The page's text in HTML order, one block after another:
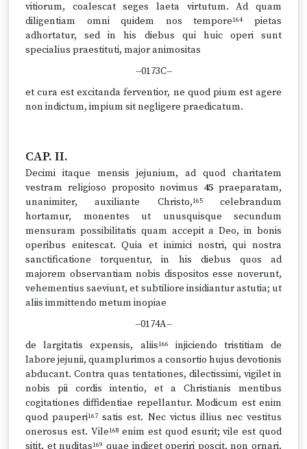
vitiorum, coalescat seges laeta virtutum. Ad quam
diligentiam omni quidem nos tempore164
pietas
adhortatur, sed in his diebus qui huic operi sunt
specialius praestituti, major animositas
--0173C--
et cura est excitanda ferventior, ne quod pium est agere
non indictum, impium sit negligere praedicatum.
CAP. II.
Decimi itaque mensis jejunium, ad quod charitatem
vestram religioso proposito novimus 45 praeparatam,
unanimiter, auxiliante Christo,165celebrandum
hortamur, monentes ut unusquisque secundum
mensuram possibilitatis quam accepit a Deo, in bonis
operibus enitescat. Quia et inimici nostri, qui nostra
sanctificatione torquentur, in his diebus quos ad
majorem observantiam nobis dispositos esse noverunt,
vehementius saeviunt, et subtiliore insidiantur astutia; ut
aliis immittendo metum inopiae
--0174A--
de largitatis expensis, aliis166
injiciendo tristitiam de
labore jejunii, quamplurimos a consortio hujus devotionis
abducant. Contra quas tentationes, dilectissimi, vigilet in
nobis pii cordis intentio, et a Christianis mentibus
cogitationes diffidentiae repellantur. Modicum est enim
quod pauperi167 satis est. Nec victus illius nec vestitus
onerosus est. Vile168 enim est quod esurit; vile est quod
sitit, et nuditas169 quae indiget operiri poscit, non ornari.